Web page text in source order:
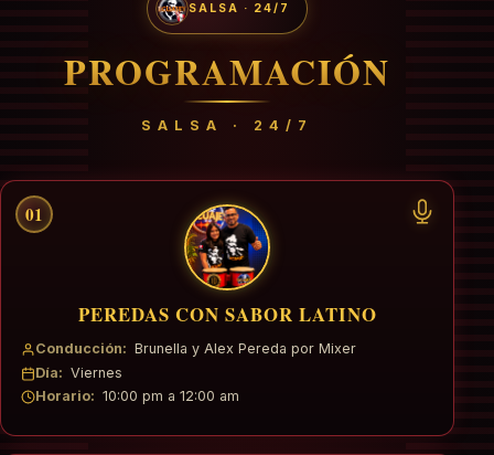
SALSA · 24/7
PROGRAMACIÓN
SALSA · 24/7
01
PEREDAS CON SABOR LATINO
Conducción: Brunella y Alex Pereda por Mixer
Día: Viernes
Horario: 10:00 pm a 12:00 am